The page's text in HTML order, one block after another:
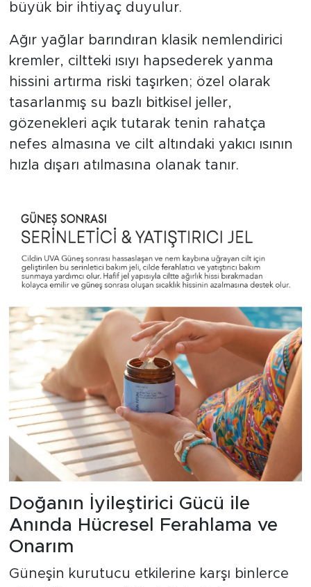
büyük bir ihtiyaç duyulur.
Ağır yağlar barındıran klasik nemlendirici
kremler, ciltteki ısıyı hapsederek yanma
hissini artırma riski taşırken; özel olarak
tasarlanmış su bazlı bitkisel jeller,
gözenekleri açık tutarak tenin rahatça
nefes almasına ve cilt altındaki yakıcı ısının
hızla dışarı atılmasına olanak tanır.
Doğanın İyileştirici Gücü ile
Anında Hücresel Ferahlama ve
Onarım
Güneşin kurutucu etkilerine karşı binlerce